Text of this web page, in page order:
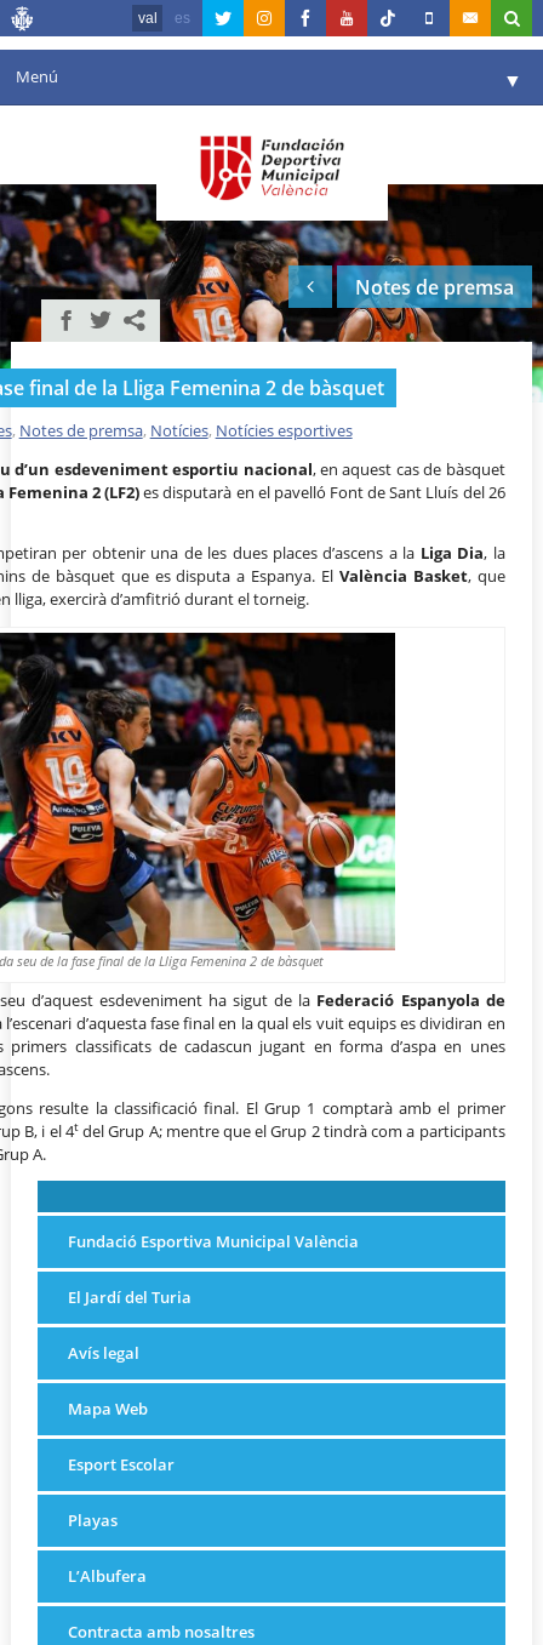
val es
Menú ▼
Agenda
Instal·lacions
Comunicació ▼
València en esport
Portal de Transparència
Notes de premsa
final de la Lliga Femenina 2 de bàsquet
, Notes de premsa, Notícies, Notícies esportives
d’un esdeveniment esportiu nacional, en aquest cas de bàsquet
Femenina 2 (LF2)es disputarà en el pavelló Font de Sant Lluís del 26
per obtenir una de les dues places d’ascens a la Liga Dia, la
de bàsquet que es disputa a Espanya. El València Basket, que
lliga, exercirà d’amfitrió durant el torneig.
seu de la fase final de la Lliga Femenina 2 de bàsquet
d’aquest esdeveniment ha sigut de la Federació Espanyola de
d’aquesta fase final en la qual els vuit equips es dividiran en
classificats de cadascun jugant en forma d’aspa en unes
resulte la classificació final. El Grup 1 comptarà amb el primer
B, i el 4tdel Grup A; mentre que el Grup 2 tindrà com a participants
A.
Fundació Esportiva Municipal València
El Jardí del Turia
Avís legal
Mapa Web
Esport Escolar
Playas
L’Albufera
Contracta amb nosaltres